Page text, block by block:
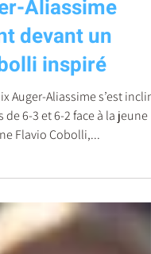
Aliassime
devant un
inspiré
Auger-Aliassime s’est